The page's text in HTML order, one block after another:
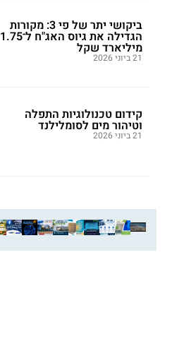
ביקושי יתר של פי 3: מקורות
הגדילה את גיוס האג"ח ל־1.75
מיליארד שקל
21 ביוני 2026
קידום טכנולוגיות התפלה
וטיהור מים לסומלילנד
21 ביוני 2026